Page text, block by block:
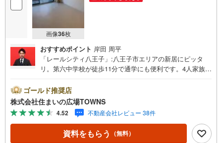
画像36枚
おすすめポイント 岸田 周平
「レールシティ八王子」:八王子市エリアの新居にピッタ
リ。第六中学校が徒歩11分で通学にも便利です。4人家族に
ンションですが、綺麗に整備されているので住み心地良好
です。駅から徒歩5分圏内にある駅近物件です。追い焚き機
能付きで水道代の節約につながります。シューズボックス
がないと靴の収納に困って大変です。新生活を失敗せず、
スタートさせたいならこちらの「レールシティ八王子」は
いかがでしょうか。八王子駅南口総合事務所が305mのとこ
ゴールド推奨店
株式会社住まいの広場TOWNS
4.52 不動産会社レビュー 38件
資料をもらう （無料）